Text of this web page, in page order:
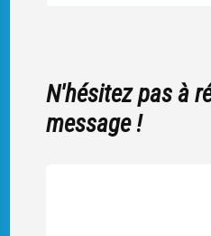
N'hésitez pas à
message !